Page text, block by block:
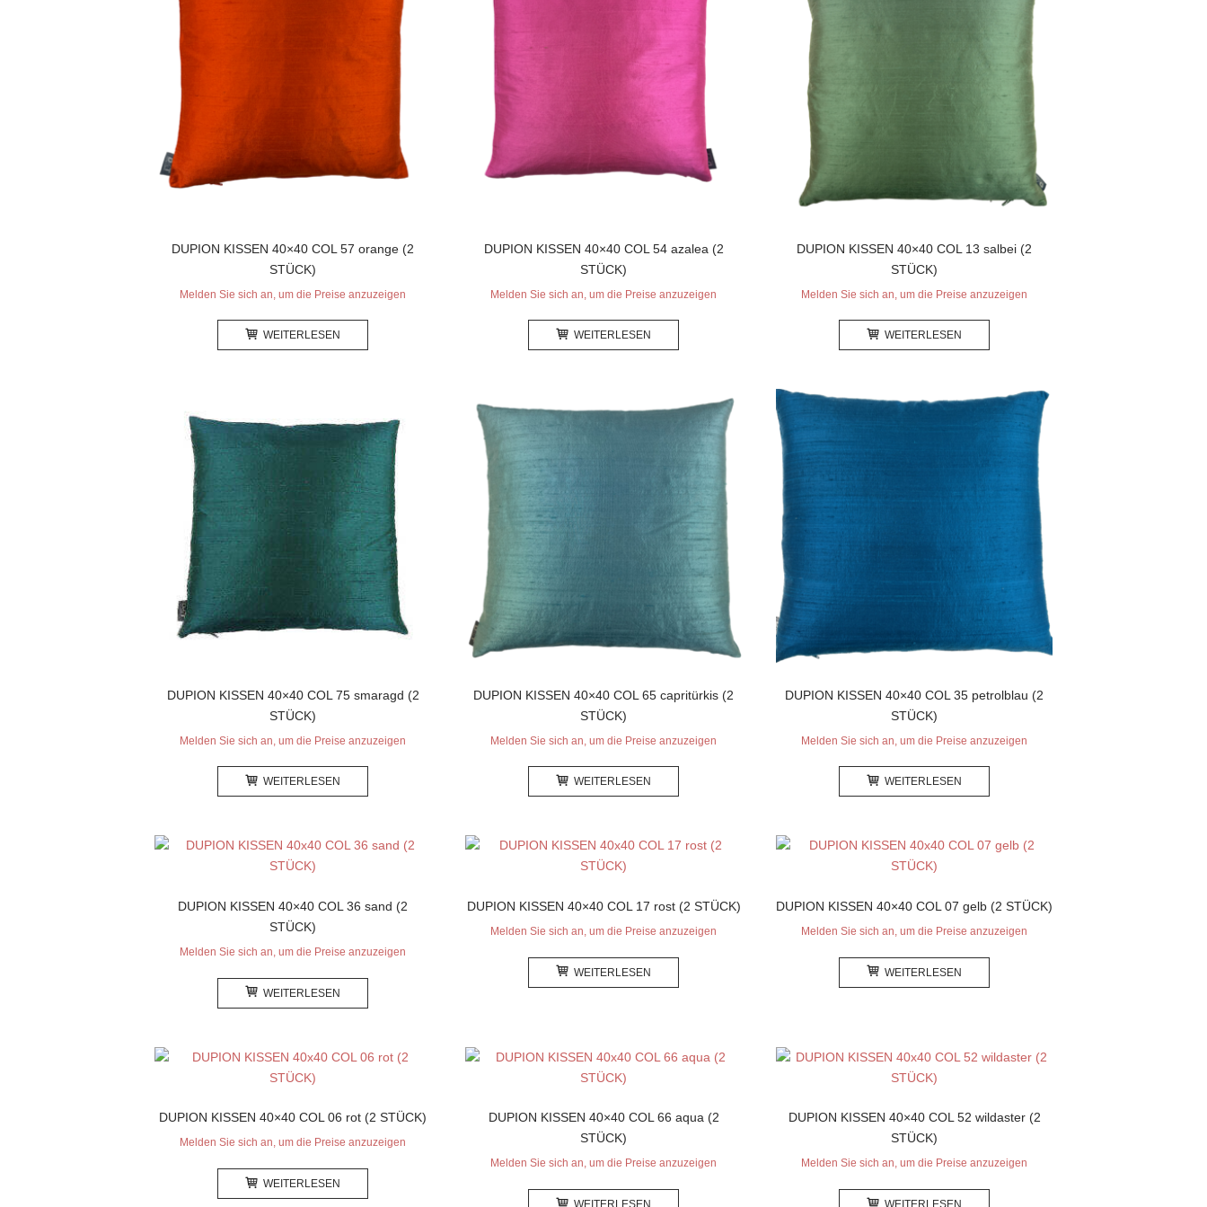
DUPION KISSEN 40×40 COL 57 orange (2
STÜCK)
Melden Sie sich an, um die Preise anzuzeigen
WEITERLESEN
DUPION KISSEN 40×40 COL 54 azalea (2
STÜCK)
Melden Sie sich an, um die Preise anzuzeigen
WEITERLESEN
DUPION KISSEN 40×40 COL 13 salbei (2
STÜCK)
Melden Sie sich an, um die Preise anzuzeigen
WEITERLESEN
DUPION KISSEN 40×40 COL 75 smaragd (2
STÜCK)
Melden Sie sich an, um die Preise anzuzeigen
WEITERLESEN
DUPION KISSEN 40×40 COL 65 capritürkis (2
STÜCK)
Melden Sie sich an, um die Preise anzuzeigen
WEITERLESEN
DUPION KISSEN 40×40 COL 35 petrolblau (2
STÜCK)
Melden Sie sich an, um die Preise anzuzeigen
WEITERLESEN
DUPION KISSEN 40×40 COL 36 sand (2
STÜCK)
Melden Sie sich an, um die Preise anzuzeigen
WEITERLESEN
DUPION KISSEN 40×40 COL 17 rost (2 STÜCK)
Melden Sie sich an, um die Preise anzuzeigen
WEITERLESEN
DUPION KISSEN 40×40 COL 07 gelb (2 STÜCK)
Melden Sie sich an, um die Preise anzuzeigen
WEITERLESEN
DUPION KISSEN 40×40 COL 06 rot (2 STÜCK)
Melden Sie sich an, um die Preise anzuzeigen
WEITERLESEN
DUPION KISSEN 40×40 COL 66 aqua (2
STÜCK)
Melden Sie sich an, um die Preise anzuzeigen
WEITERLESEN
DUPION KISSEN 40×40 COL 52 wildaster (2
STÜCK)
Melden Sie sich an, um die Preise anzuzeigen
WEITERLESEN